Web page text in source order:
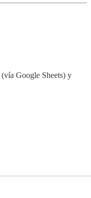
(vía Google Sheets) y